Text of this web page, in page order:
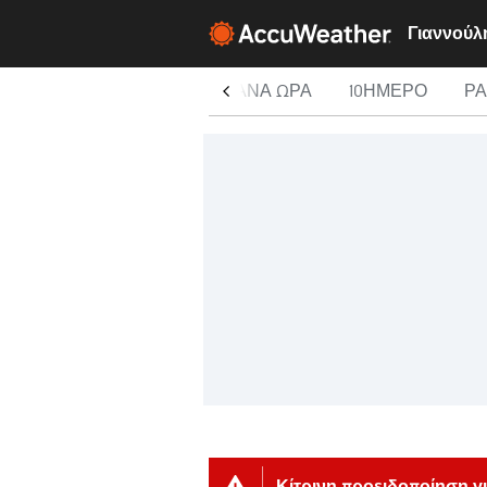
ΑΝΆ ΏΡΑ 10ΉΜΕΡΟ